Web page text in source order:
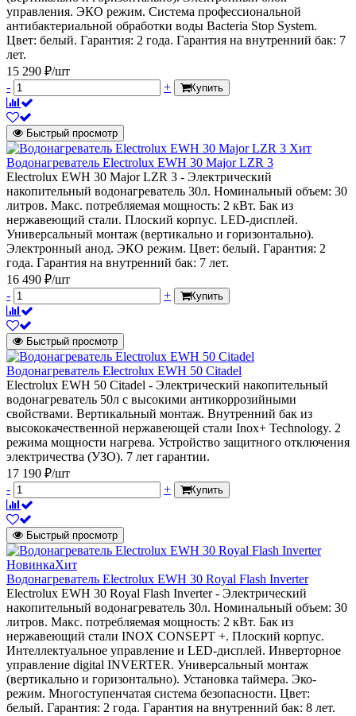
управления. ЭКО режим. Система профессиональной
антибактериальной обработки воды Bacteria Stop System.
Цвет: белый. Гарантия: 2 года. Гарантия на внутренний бак: 7
лет.
15 290 ₽/шт
-
+ Купить
Быстрый просмотр
Хит
Водонагреватель Electrolux EWH 30 Major LZR 3
Electrolux EWH 30 Major LZR 3 - Электрический
накопительный водонагреватель 30л. Номинальный объем: 30
литров. Макс. потребляемая мощность: 2 кВт. Бак из
нержавеющий стали. Плоский корпус. LED-дисплей.
Универсальный монтаж (вертикально и горизонтально).
Электронный анод. ЭКО режим. Цвет: белый. Гарантия: 2
года. Гарантия на внутренний бак: 7 лет.
16 490 ₽/шт
-
+ Купить
Быстрый просмотр
Водонагреватель Electrolux EWH 50 Citadel
Electrolux EWH 50 Citadel - Электрический накопительный
водонагреватель 50л с высокими антикоррозийными
свойствами. Вертикальный монтаж. Внутренний бак из
высококачественной нержавеющей стали Inox+ Technology. 2
режима мощности нагрева. Устройство защитного отключения
электричества (УЗО). 7 лет гарантии.
17 190 ₽/шт
-
+ Купить
Быстрый просмотр
НовинкаХит
Водонагреватель Electrolux EWH 30 Royal Flash Inverter
Electrolux EWH 30 Royal Flash Inverter - Электрический
накопительный водонагреватель 30л. Номинальный объем: 30
литров. Макс. потребляемая мощность: 2 кВт. Бак из
нержавеющий стали INOX CONSEPT +. Плоский корпус.
Интеллектуальное управление и LED-дисплей. Инверторное
управление digital INVERTER. Универсальный монтаж
(вертикально и горизонтально). Установка таймера. Эко-
режим. Многоступенчатая система безопасности. Цвет:
белый. Гарантия: 2 года. Гарантия на внутренний бак: 8 лет.